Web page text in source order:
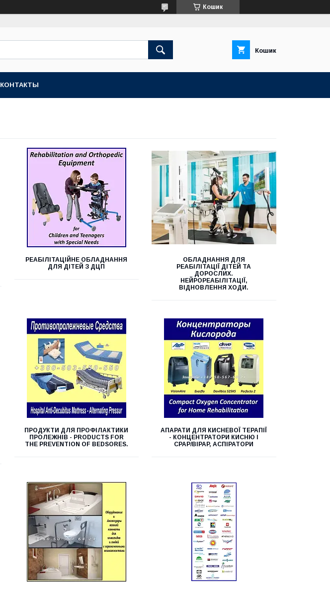
Кошик
Кошик
КОНТАКТЫ
РЕАБІЛІТАЦІЙНЕ ОБЛАДНАННЯ
ДЛЯ ДІТЕЙ З ДЦП
ОБЛАДНАННЯ ДЛЯ
РЕАБІЛІТАЦІЇ ДІТЕЙ ТА
ДОРОСЛИХ.
НЕЙРОРЕАБІЛІТАЦІЇ,
ВІДНОВЛЕННЯ ХОДИ.
ПРОДУКТИ ДЛЯ ПРОФІЛАКТИКИ
ПРОЛЕЖНІВ - PRODUCTS FOR
THE PREVENTION OF BEDSORES.
АПАРАТИ ДЛЯ КИСНЕВОЇ ТЕРАПІЇ
- КОНЦЕНТРАТОРИ КИСНЮ І
CPAP/BIPAP, АСПІРАТОРИ